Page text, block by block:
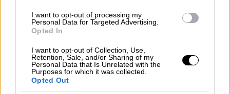
I want to opt-out of processing my
Personal Data for Targeted Advertising.
Opted In
I want to opt-out of Collection, Use,
Retention, Sale, and/or Sharing of my
Personal Data that Is Unrelated with the
Purposes for which it was collected.
Opted Out
ΜΜΕ Τσεχίας: «Ο ΠΑΟΚ θέλει διακαώς
τον Ζαφείρη, του προσφέρει ένα
εκπληκτικό συμβόλαιο»